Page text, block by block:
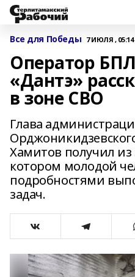
Все для Победы 7 ИЮЛЯ , 05:14
Оператор
«Дантэ»
в зоне СВО
Глава
Хамитов получил
котором молодой
подробностями
задач.